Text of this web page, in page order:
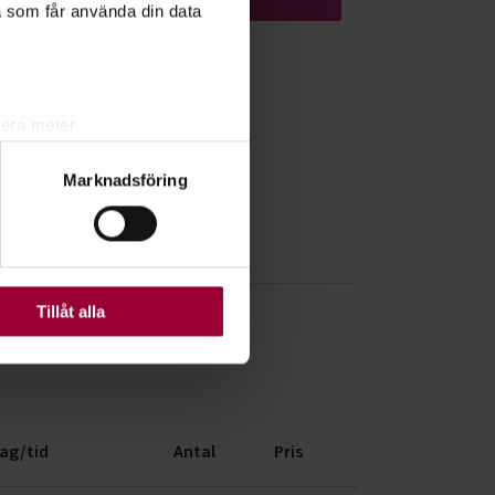
får använda din data
meter
. Du kan ändra
Vissa kakor är
Marknadsföring
Tillåt alla
tid Antal Pris